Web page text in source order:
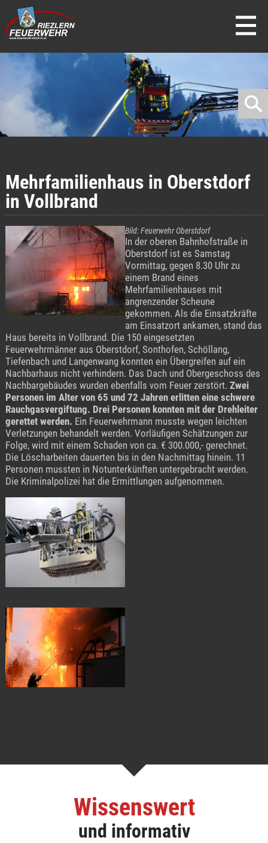
direkt zur Navigation
direkt zum Inhalt
Mehrfamilienhaus in Oberstdorf
in Vollbrand
Bild: Feuerwehr Oberstdorf
In der oberen Bahnhofstraße in
Oberstdorf ist es Samstag
Vormittag, gegen 8.30 Uhr zu
einem Brand eines
Mehrfamilienhauses mit
angrenzender Scheune
gekommen. Als die Einsatzkräfte
am Einsatzort ankamen, stand das
Haus bereits in Vollbrand. Die 150 eingesetzten
Feuerwehrmänner aus Oberstdorf, Sonthofen, Schöllang,
Tiefenbach und Langenwang konnten ein Übergreifen auf ein
Nachbarhaus nicht verhindern. Das Dach und Obergeschoss des
Nachbargebäudes wurden ebenfalls vom Feuer zerstört. Zwei
Personen im Alter von 65 und 72 Jahren erlitten eine schwere
Rauchgasvergiftung. Drei Personen konnten mit der Drehleiter
gerettet werden. Ein Feuerwehrmann musste wegen leichten
Verletzungen behandelt werden. Vorläufigen Schätzungen zur
Folge, wird mit einem Schaden von ca. € 300.000,- gerechnet.
Die Löscharbeiten dauerten bis in den Nachmittag hinein. 11
Personen mussten in Notunterkünften untergebracht werden.
Die Kriminalpolizei hat die Ermittlungen aufgenommen.
Wissenswert
und informativ